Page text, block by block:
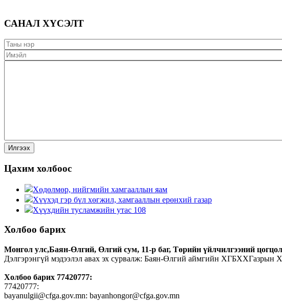
САНАЛ ХҮСЭЛТ
Цахим холбоос
Хөдөлмөр, нийгмийн хамгааллын яам
Хүүхэд гэр бүл хөгжил, хамгааллын ерөнхий газар
Хүүхдийн тусламжийн утас 108
Холбоо барих
Монгол улс,Баян-Өлгий, Өлгий сум, 11-р баг, Төрийн үйлчилгээний
Дэлгэрэнгүй мэдээлэл авах эх сурвалж: Баян-Өлгий аймгийн ХГБХХГазрын
Холбоо барих 77420777:
77420777:
bayanulgii@cfga.gov.mn: bayanhongor@cfga.gov.mn